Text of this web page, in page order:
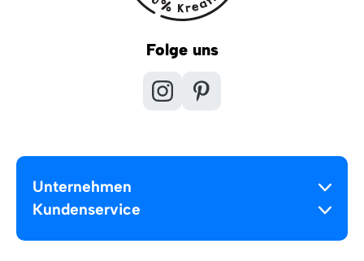
Folge uns
Unternehmen
Kundenservice